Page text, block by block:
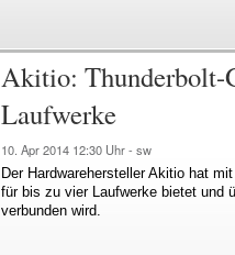
Akitio: Thunderbolt-
Laufwerke
10. Apr 2014 12:30 Uhr - sw
Der Hardwarehersteller Akitio hat
für bis zu vier Laufwerke bietet und
verbunden wird.